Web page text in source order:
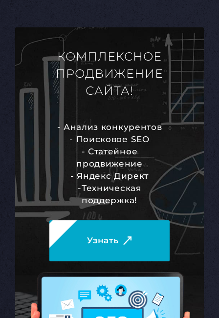
КОМПЛЕКСНОЕ
ПРОДВИЖЕНИЕ
САЙТА!
- Анализ конкурентов
- Поисковое SEO
- Статейное
продвижение
- Яндекс Директ
-Техническая
поддержка!
Узнать